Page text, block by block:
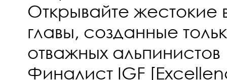
Открывайте жестокие
главы, созданные
отважных альпинистов
Финалист IGF